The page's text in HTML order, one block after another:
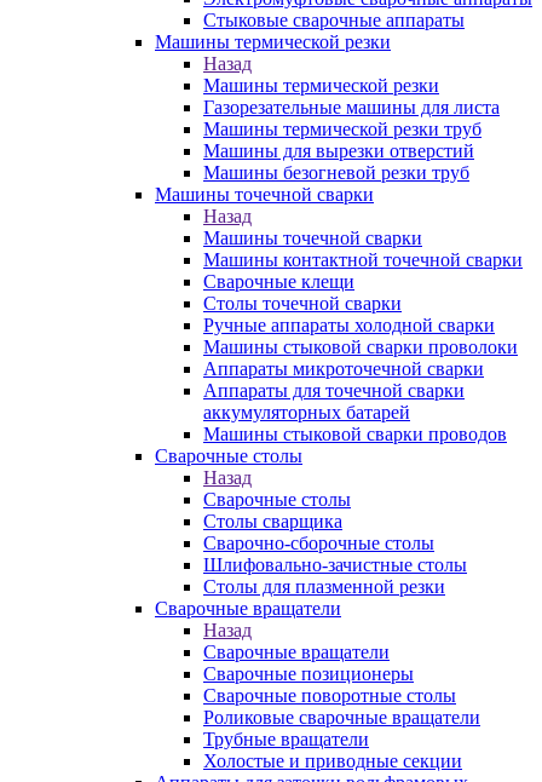
Стыковые сварочные аппараты
Машины термической резки
Назад
Машины термической резки
Газорезательные машины для листа
Машины термической резки труб
Машины для вырезки отверстий
Машины безогневой резки труб
Машины точечной сварки
Назад
Машины точечной сварки
Машины контактной точечной сварки
Сварочные клещи
Столы точечной сварки
Ручные аппараты холодной сварки
Машины стыковой сварки проволоки
Аппараты микроточечной сварки
Аппараты для точечной сварки
аккумуляторных батарей
Машины стыковой сварки проводов
Сварочные столы
Назад
Сварочные столы
Столы сварщика
Сварочно-сборочные столы
Шлифовально-зачистные столы
Столы для плазменной резки
Сварочные вращатели
Назад
Сварочные вращатели
Сварочные позиционеры
Сварочные поворотные столы
Роликовые сварочные вращатели
Трубные вращатели
Холостые и приводные секции